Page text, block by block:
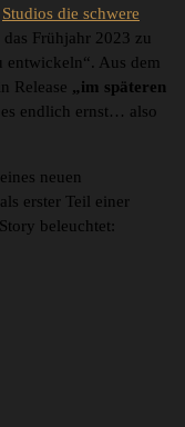
Studios die schwere
Frühjahr 2023 zu
entwickeln“. Aus dem
Release „im späteren
endlich ernst… also
neuen
erster Teil einer
beleuchtet: